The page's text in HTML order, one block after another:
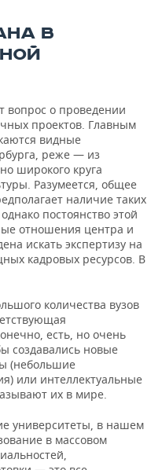
В
вопрос о проведении
проектов. Главным
видные
реже — из
широкого круга
Разумеется, общее
наличие таких
постоянство этой
отношения центра и
искать экспертизу на
кадровых ресурсов. В
количества вузов
есть, но очень
создавались новые
(небольшие
или интеллектуальные
их в мире.
университеты, в нашем
в массовом